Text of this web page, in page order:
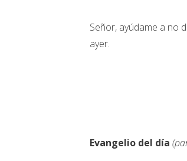
Señor, ayúdame a no
ayer.
Evangelio del día